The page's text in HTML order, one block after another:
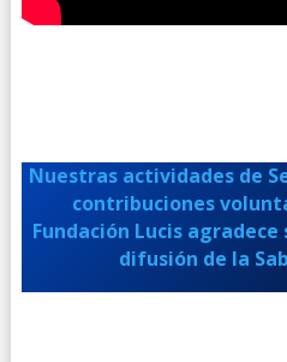
Nuestras actividades de
contribuciones
Fundación Lucis
difusión de la